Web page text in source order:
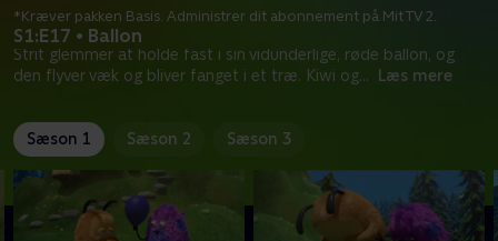
S1:E17 • Ballon
Strit glemmer at holde fast i sin vidunderlige, røde ballon, og
den flyver væk og bliver fanget i et træ. Kiwi og... Læs mere
*Kræver pakken Basis. Administrer dit abonnement på Mit TV 2.
Sæson 1 Sæson 2 Sæson 3